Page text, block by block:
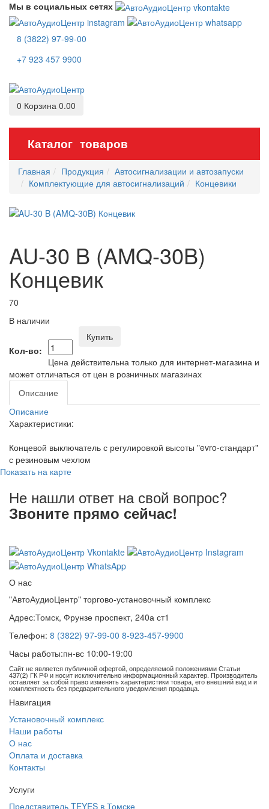
Мы в социальных сетях
8 (3822) 97-99-00
+7 923 457 9900
0 Корзина 0.00
Каталог товаров
Главная Продукция
Автосигнализации и автозапуски
Комплектующие для автосигнализаций
Концевики
AU-30 B (AMQ-30B)
Концевик
70
В наличии
Кол-во:
Купить
Цена действительна только для интернет-магазина и
может отличаться от цен в розничных магазинах
Описание
Описание
Характеристики:
Концевой выключатель с регулировкой высоты "evro-стандарт"
с резиновым чехлом
Показать на карте
Не нашли ответ на свой вопрос?
Звоните прямо сейчас!
О нас
"АвтоАудиоЦентр" торгово-установочный комплекс
Адрес:Томск, Фрунзе проспект, 240а ст1
Телефон: 8 (3822) 97-99-00 8-923-457-9900
Часы работы:пн-вс 10:00-19:00
Сайт не является публичной офертой, определяемой положениями Статьи
437(2) ГК РФ и носит исключительно информационный характер. Производитель
оставляет за собой право изменять характеристики товара, его внешний вид и и
комплектность без предварительного уведомления продавца.
Навигация
Установочный комплекс
Наши работы
О нас
Оплата и доставка
Контакты
Услуги
Представитель TEYES в Томске